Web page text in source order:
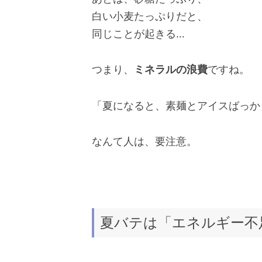
白い小麦たっぷりだと、
同じことが起きる…
つまり、 ミネラルの浪費ですね。
「夏になると、素麺とアイスばっか
なんて人は、要注意。
夏バテは「エネルギー不